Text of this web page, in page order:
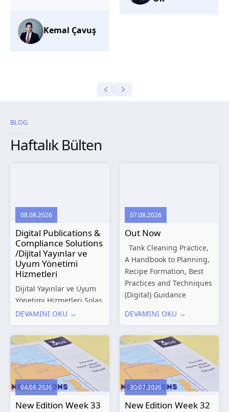
BLOG
Haftalık Bülten
08.08.2026
Digital Publications &
Compliance Solutions
/Dijital Yayınlar ve
Uyum Yönetimi
Hizmetleri
Dijital Yayınlar ve Uyum
Yönetimi Hizmetleri Solas
Marine, denizcilik
düzenleyici gereklilikleri
ve dijitalleşen
operasyonel ihtiyaçları
doğrultusunda kapsamlı
Dijital Yayınlar ve Uyum
Yönetimi çözümleri
sunmaktadır.
DEVAMINI OKU →
07.08.2026
Out Now
Tank Cleaning Practice,
A Handbook to Planning,
Recipe Formation, Best
Practices and Techniques
(Digital) Guidance
Structures – Consolidated
Shipping and the
Environment – A Guide to
Environmental
Compliance...
DEVAMINI OKU →
04.08.2026
New Edition Week 33
30.07.2026
New Edition Week 32